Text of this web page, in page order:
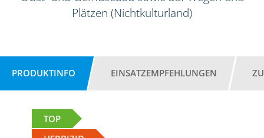
Plätzen (Nichtkulturland)
PRODUKTINFO EINSATZEMPFEHLUNGEN
TOP